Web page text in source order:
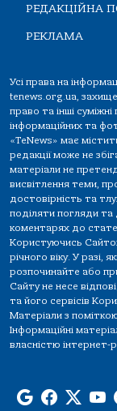
РЕДАКЦІЙНА
РЕКЛАМА
Усі права на
tenews.org.ua,
право та інші
інформаційних та
«TeNews» має
редакції може не
матеріали не
висвітлення теми,
достовірність та
поділяти погляди та
коментарях до
Користуючись
річного віку. У разі,
розпочинайте або
Сайту не несе
та його сервісів
Матеріали з
Інформаційні
власністю інтернет-